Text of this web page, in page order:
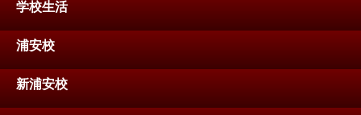
学校生活
浦安校
新浦安校